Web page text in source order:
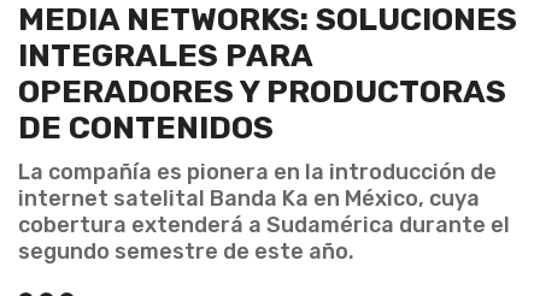
MEDIA NETWORKS: SOLUCIONES
INTEGRALES PARA
OPERADORES Y PRODUCTORAS
DE CONTENIDOS
La compañía es pionera en la introducción de
internet satelital Banda Ka en México, cuya
cobertura extenderá a Sudamérica durante el
segundo semestre de este año.